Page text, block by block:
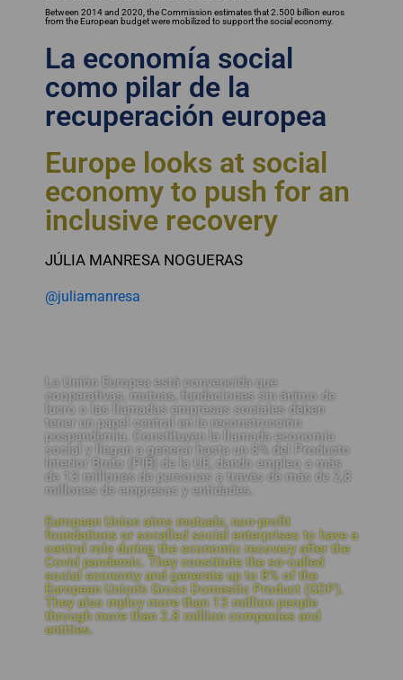
Between 2014 and 2020, the Commission estimates that 2.500 billion euros
from the European budget were mobilized to support the social economy.
La economía social
como pilar de la
recuperación europea
Europe looks at social
economy to push for an
inclusive recovery
JÚLIA MANRESA NOGUERAS
@juliamanresa
La Unión Europea está convencida que
cooperativas, mutuas, fundaciones sin ánimo de
lucro o las llamadas empresas sociales deben
tener un papel central en la reconstrucción
pospandemia. Constituyen la llamada economía
social y llegan a generar hasta un 8% del Producto
Interior Bruto (PIB) de la UE, dando empleo a más
de 13 millones de personas a través de más de 2,8
millones de empresas y entidades.
European Union aims mutuals, non-profit
foundations or socalled social enterprises to have a
central role during the economic recovery after the
Covid pandemic. They constitute the so-called
social economy and generate up to 8% of the
European Union’s Gross Domestic Product (GDP).
They also mploy more than 13 million people
through more than 2.8 million companies and
entities.